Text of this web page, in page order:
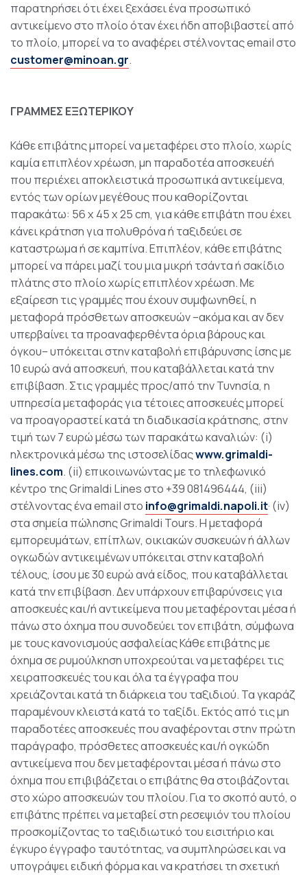
παρατηρήσει ότι έχει ξεχάσει ένα προσωπικό
αντικείμενο στο πλοίο όταν έχει ήδη αποβιβαστεί από
το πλοίο, μπορεί να το αναφέρει στέλνοντας email στο
customer@minoan.gr.
ΓΡΑΜΜΕΣ ΕΞΩΤΕΡΙΚΟΥ
Κάθε επιβάτης μπορεί να μεταφέρει στο πλοίο, χωρίς
καμία επιπλέον χρέωση, μη παραδοτέα αποσκευέή
που περιέχει αποκλειστικά προσωπικά αντικείμενα,
εντός των ορίων μεγέθους που καθορίζονται
παρακάτω: 56 x 45 x 25 cm, για κάθε επιβάτη που έχει
κάνει κράτηση για πολυθρόνα ή ταξιδεύει σε
καταστρωμα ή σε καμπίνα. Επιπλέον, κάθε επιβάτης
μπορεί να πάρει μαζί του μια μικρή τσάντα ή σακίδιο
πλάτης στο πλοίο χωρίς επιπλέον χρέωση. Με
εξαίρεση τις γραμμές που έχουν συμφωνηθεί, η
μεταφορά πρόσθετων αποσκευών –ακόμα και αν δεν
υπερβαίνει τα προαναφερθέντα όρια βάρους και
όγκου– υπόκειται στην καταβολή επιβάρυνσης ίσης με
10 ευρώ ανά αποσκευή, που καταβάλλεται κατά την
επιβίβαση. Στις γραμμές προς/από την Τυνησία, η
υπηρεσία μεταφοράς για τέτοιες αποσκευές μπορεί
να προαγοραστεί κατά τη διαδικασία κράτησης, στην
τιμή των 7 ευρώ μέσω των παρακάτω καναλιών: (i)
ηλεκτρονικά μέσω της ιστοσελίδαςwww.grimaldi-
lines.com. (ii) επικοινωνώντας με το τηλεφωνικό
κέντρο της Grimaldi Lines στο +39 081496444, (iii)
στέλνοντας ένα email στο info@grimaldi.napoli.it· (iv)
στα σημεία πώλησης Grimaldi Tours. Η μεταφορά
εμπορευμάτων, επίπλων, οικιακών συσκευών ή άλλων
ογκωδών αντικειμένων υπόκειται στην καταβολή
τέλους, ίσου με 30 ευρώ ανά είδος, που καταβάλλεται
κατά την επιβίβαση. Δεν υπάρχουν επιβαρύνσεις για
αποσκευές και/ή αντικείμενα που μεταφέρονται μέσα ή
πάνω στο όχημα που συνοδεύει τον επιβάτη, σύμφωνα
με τους κανονισμούς ασφαλείας Κάθε επιβάτης με
όχημα σε ρυμούλκηση υποχρεούται να μεταφέρει τις
χειραποσκευές του και όλα τα έγγραφα που
χρειάζονται κατά τη διάρκεια του ταξιδιού. Τα γκαράζ
παραμένουν κλειστά κατά το ταξίδι. Εκτός από τις μη
παραδοτέες αποσκευές που αναφέρονται στην πρώτη
παράγραφο, πρόσθετες αποσκευές και/ή ογκώδη
αντικείμενα που δεν μεταφέρονται μέσα ή πάνω στο
όχημα που επιβιβάζεται ο επιβάτης θα στοιβάζονται
στο χώρο αποσκευών του πλοίου. Για το σκοπό αυτό, ο
επιβάτης πρέπει να μεταβεί στη ρεσεψιόν του πλοίου
προσκομίζοντας το ταξιδιωτικό του εισιτήριο και
έγκυρο έγγραφο ταυτότητας, να συμπληρώσει και να
υπογράψει ειδική φόρμα και να κρατήσει τη σχετική